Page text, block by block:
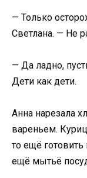
— Только
Светлана. — Не
— Да ладно,
Дети как дети.
Анна нарезала
вареньем.
то ещё готовить
ещё мытьё